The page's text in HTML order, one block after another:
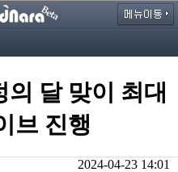
의 달 맞이 최대
브 진행
2024-04-23 14:01